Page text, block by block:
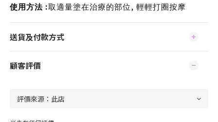
使用方法 :取適量塗在治療的部位, 輕輕打圈按摩
送貨及付款方式
顧客評價